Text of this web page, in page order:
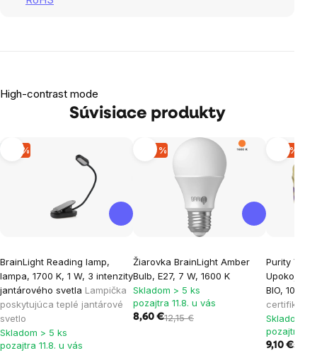
High-contrast mode
Súvisiace produkty
-11 %
BrainLight Reading lamp,
lampa, 1700 K, 1 W, 3 intenzity
jantárového svetla Lampička
poskytujúca teplé jantárové
svetlo
Skladom > 5 ks
pozajtra 11.8. u vás
-29 %
Žiarovka BrainLight Amber
Bulb, E27, 7 W, 1600 K
Skladom > 5 ks
pozajtra 11.8. u vás
8,60 €12,15 €
-14 %
Purity
BIO, 100 ml
certifikát
Skladom >
pozajtra
9,10 €